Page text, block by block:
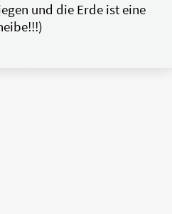
und die Erde ist eine